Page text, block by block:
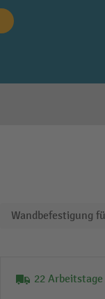
22 Arbeitstage